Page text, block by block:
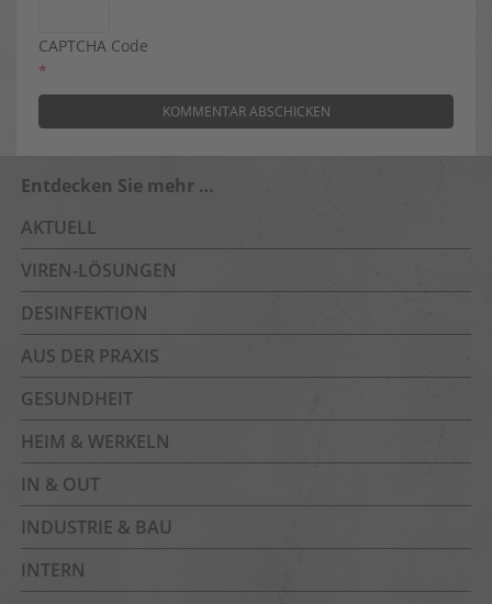
CAPTCHA Code
*
Entdecken Sie mehr …
AKTUELL
VIREN-LÖSUNGEN
DESINFEKTION
AUS DER PRAXIS
GESUNDHEIT
HEIM & WERKELN
IN & OUT
INDUSTRIE & BAU
INTERN